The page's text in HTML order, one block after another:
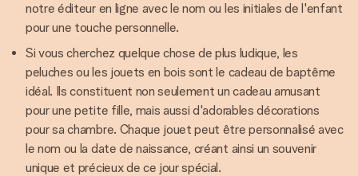
notre éditeur en ligne avec le nom ou les initiales de l'enfant
pour une touche personnelle.
Si vous cherchez quelque chose de plus ludique, les
peluches ou les jouets en bois sont le cadeau de baptême
idéal. Ils constituent non seulement un cadeau amusant
pour une petite fille, mais aussi d'adorables décorations
pour sa chambre. Chaque jouet peut être personnalisé avec
le nom ou la date de naissance, créant ainsi un souvenir
unique et précieux de ce jour spécial.